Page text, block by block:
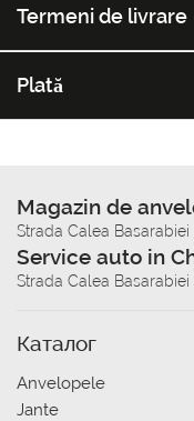
Termeni de livrare
Plată
Magazin de
Strada Calea Basarabiei
Service auto in
Strada Calea Basarabiei
Каталог
Anvelopele
Jante